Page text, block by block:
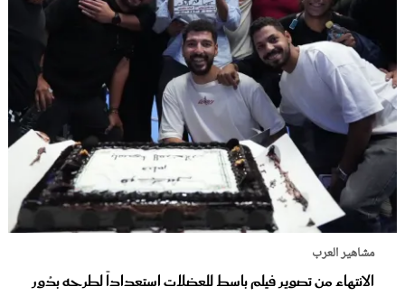
مشاهير العرب
الانتهاء من تصوير فيلم باسط للعضلات استعداداً لطرحه بدُور